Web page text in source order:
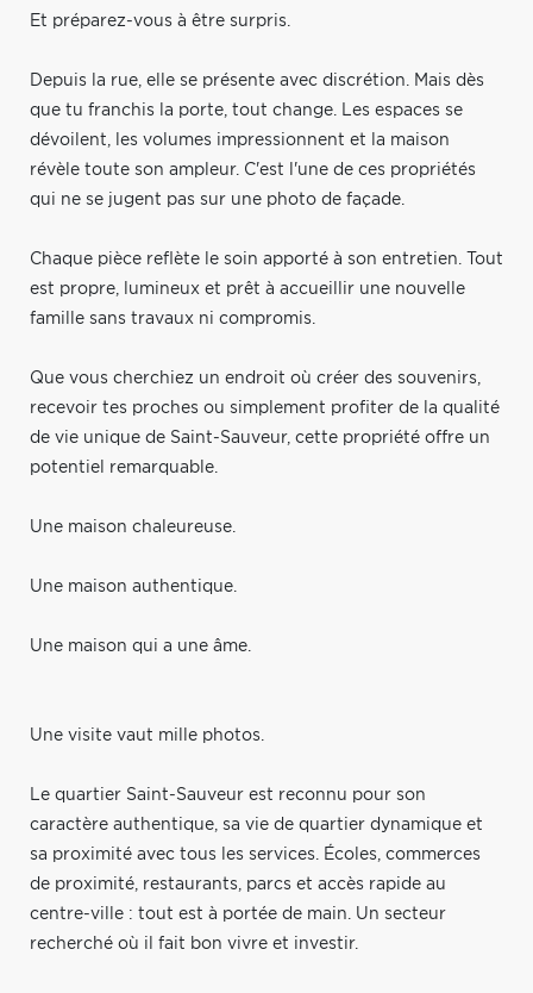
Et préparez-vous à être surpris.
Depuis la rue, elle se présente avec discrétion. Mais dès
que tu franchis la porte, tout change. Les espaces se
dévoilent, les volumes impressionnent et la maison
révèle toute son ampleur. C'est l'une de ces propriétés
qui ne se jugent pas sur une photo de façade.
Chaque pièce reflète le soin apporté à son entretien. Tout
est propre, lumineux et prêt à accueillir une nouvelle
famille sans travaux ni compromis.
Que vous cherchiez un endroit où créer des souvenirs,
recevoir tes proches ou simplement profiter de la qualité
de vie unique de Saint-Sauveur, cette propriété offre un
potentiel remarquable.
Une maison chaleureuse.
Une maison authentique.
Une maison qui a une âme.
Une visite vaut mille photos.
Le quartier Saint-Sauveur est reconnu pour son
caractère authentique, sa vie de quartier dynamique et
sa proximité avec tous les services. Écoles, commerces
de proximité, restaurants, parcs et accès rapide au
centre-ville : tout est à portée de main. Un secteur
recherché où il fait bon vivre et investir.